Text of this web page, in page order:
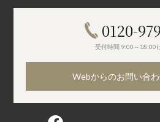
0120-
受付時間 9:00～18:00(
Webからのお問い合